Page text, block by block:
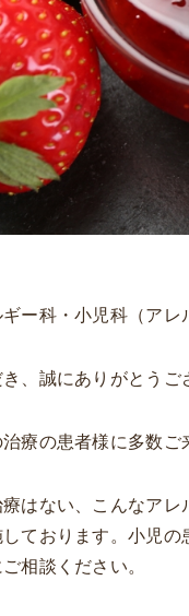
ー科・小児科（アレ
、誠にありがとうご
療の患者様に多数
はない、こんなア
ております。小児
相談ください。